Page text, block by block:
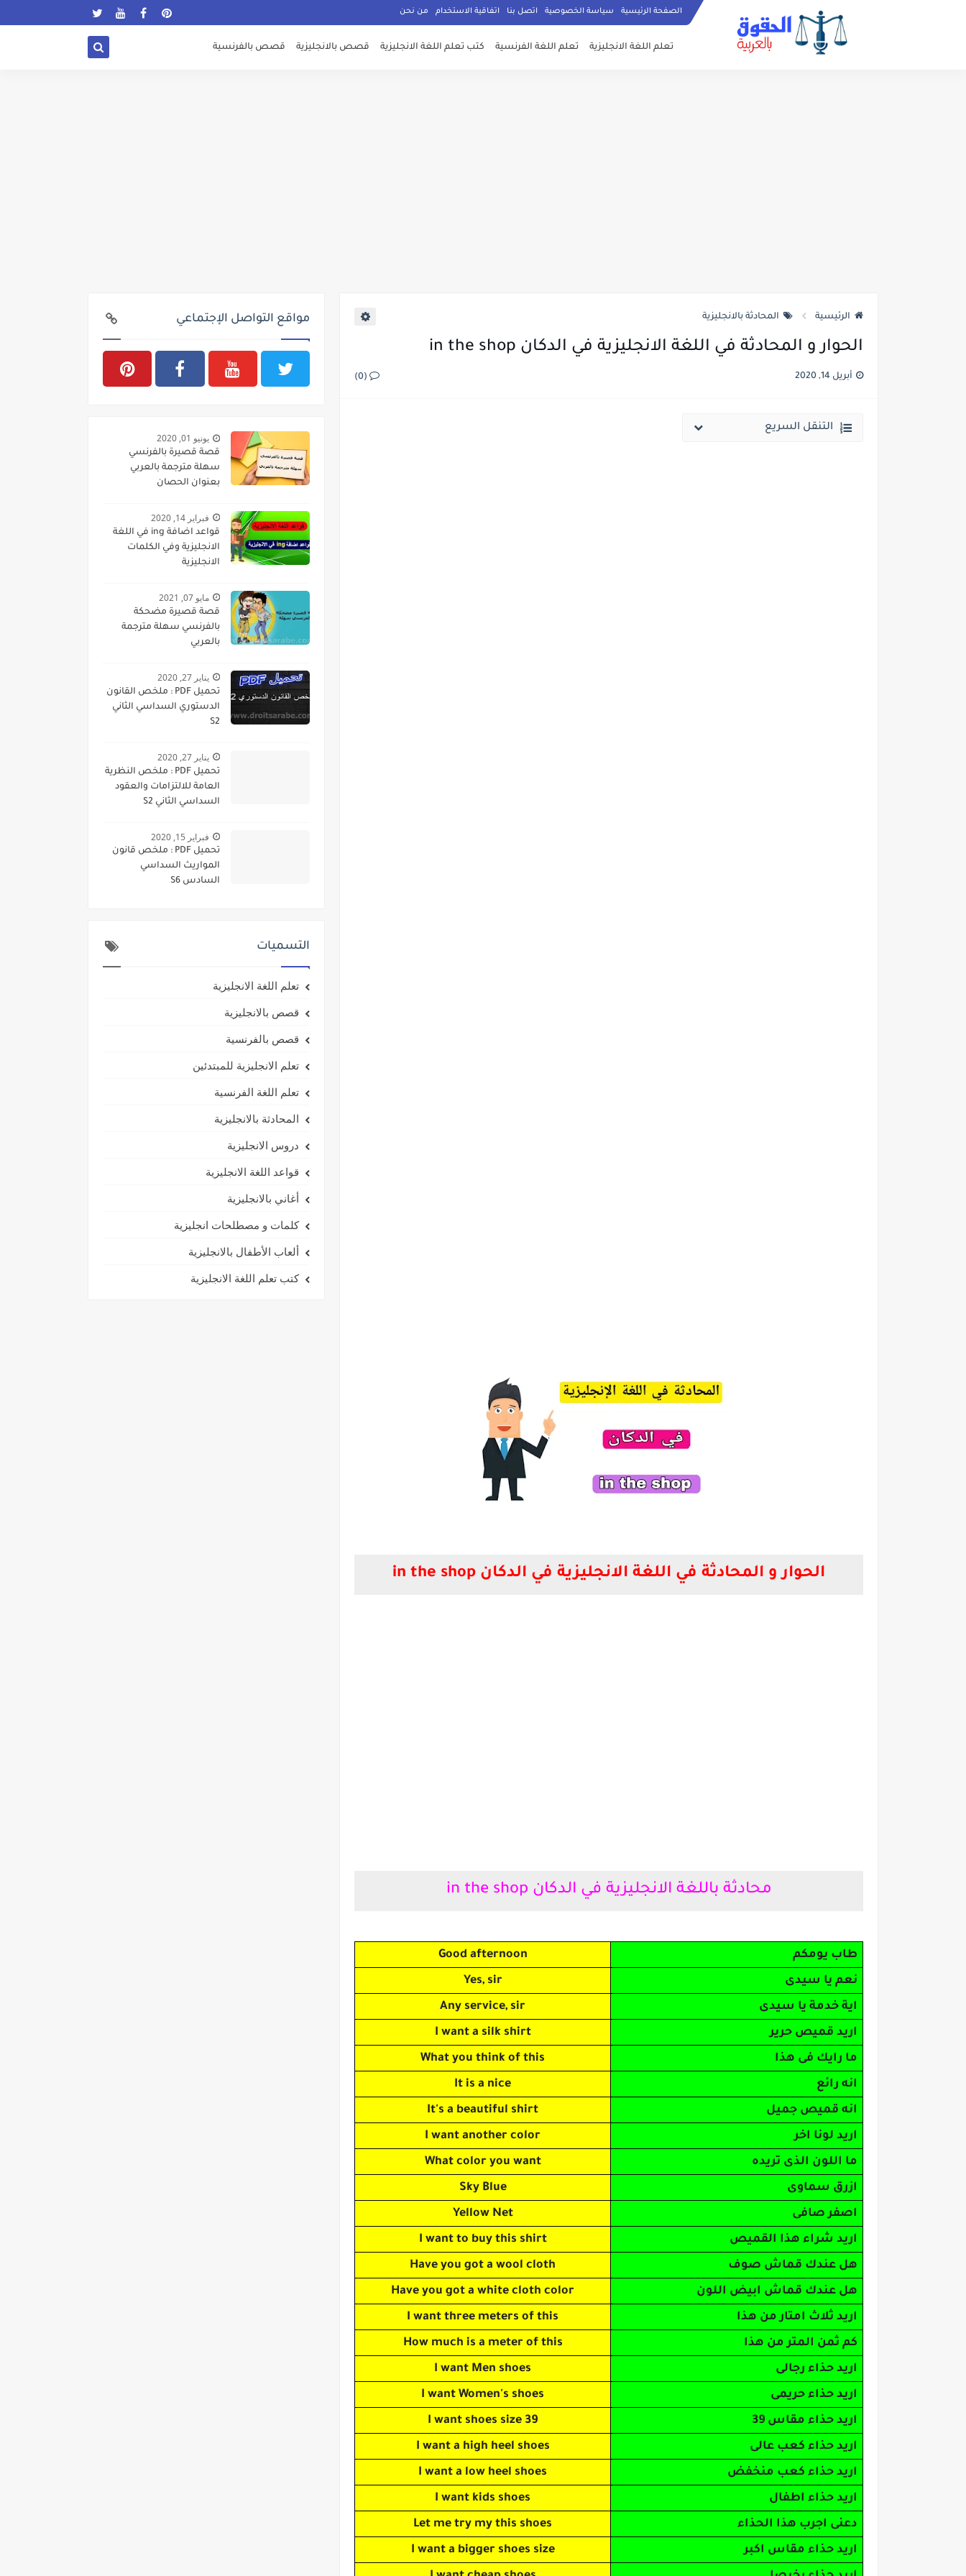
الصفحة الرئيسية سياسة الخصوصية اتصل بنا اتفاقية الاستخدام من نحن
تعلم اللغة الانجليزية تعلم اللغة الفرنسية كتب تعلم اللغة الانجليزية قصص بالانجليزية قصص بالفرنسية
الرئيسية المحادثة بالانجليزية
الحوار و المحادثة في اللغة الانجليزية في الدكان in the shop
أبريل 14, 2020 (0)
التنقل السريع
الحوار و المحادثة في اللغة الانجليزية في الدكان in the shop
محادثة باللغة الانجليزية في الدكان in the shop
طاب يومكم
Good afternoon
نعم يا سيدى
Yes, sir
اية خدمة يا سيدى
Any service, sir
اريد قميص حرير
I want a silk shirt
ما رايك فى هذا
What you think of this
انه رائع
It is a nice
انه قميص جميل
It's a beautiful shirt
اريد لونا اخر
I want another color
ما اللون الذى تريده
What color you want
ازرق سماوى
Sky Blue
اصفر صافى
Yellow Net
اريد شراء هذا القميص
I want to buy this shirt
هل عندك قماش صوف
Have you got a wool cloth
هل عندك قماش ابيض اللون
Have you got a white cloth color
اريد ثلاث امتار من هذا
I want three meters of this
كم ثمن المتر من هذا
How much is a meter of this
اريد حذاء رجالى
I want Men shoes
اريد حذاء حريمى
I want Women's shoes
اريد حذاء مقاس 39
I want shoes size 39
اريد حذاء كعب عالى
I want a high heel shoes
اريد حذاء كعب منخفض
I want a low heel shoes
اريد حذاء اطفال
I want kids shoes
دعنى اجرب هذا الحذاء
Let me try my this shoes
اريد حذاء مقاس اكبر
I want a bigger shoes size
مواقع التواصل الإجتماعي
يونيو 01, 2020
قصة قصيرة بالفرنسي
سهلة مترجمة بالعربي
بعنوان الحصان
فبراير 14, 2020
قواعد اضافة ing في اللغة
الانجليزية وفي الكلمات
الانجليزية
مايو 07, 2021
قصة قصيرة مضحكة
بالفرنسي سهلة مترجمة
بالعربي
يناير 27, 2020
تحميل PDF : ملخص القانون
الدستوري السداسي الثاني
S2
يناير 27, 2020
تحميل PDF : ملخص النظرية
العامة للالتزامات والعقود
السداسي الثاني S2
فبراير 15, 2020
تحميل PDF : ملخص قانون
المواريث السداسي
السادس S6
التسميات
تعلم اللغة الانجليزية
قصص بالانجليزية
قصص بالفرنسية
تعلم الانجليزية للمبتدئين
تعلم اللغة الفرنسية
المحادثة بالانجليزية
دروس الانجليزية
قواعد اللغة الانجليزية
أغاني بالانجليزية
كلمات و مصطلحات انجليزية
ألعاب الأطفال بالانجليزية
كتب تعلم اللغة الانجليزية